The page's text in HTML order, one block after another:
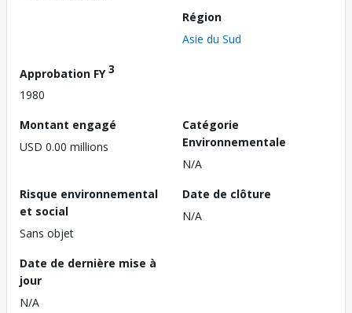
Région
Asie du Sud
Approbation FY3
1980
Montant engagé
USD 0.00 millions
Catégorie
Environnementale
N/A
Risque environnemental
et social
Sans objet
Date de clôture
N/A
Date de dernière mise à
jour
N/A